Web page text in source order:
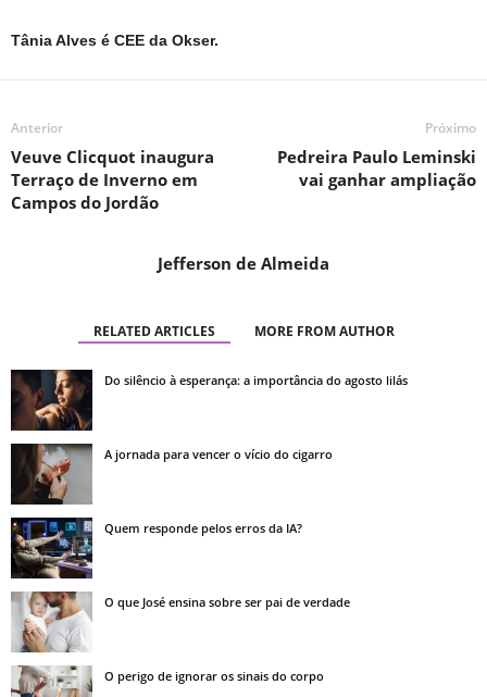
Tânia Alves é CEE da Okser.
Anterior
Veuve Clicquot inaugura
Terraço de Inverno em
Campos do Jordão
Próximo
Pedreira Paulo Leminski
vai ganhar ampliação
Jefferson de Almeida
RELATED ARTICLES MORE FROM AUTHOR
Do silêncio à esperança: a importância do agosto lilás
A jornada para vencer o vício do cigarro
Quem responde pelos erros da IA?
O que José ensina sobre ser pai de verdade
O perigo de ignorar os sinais do corpo